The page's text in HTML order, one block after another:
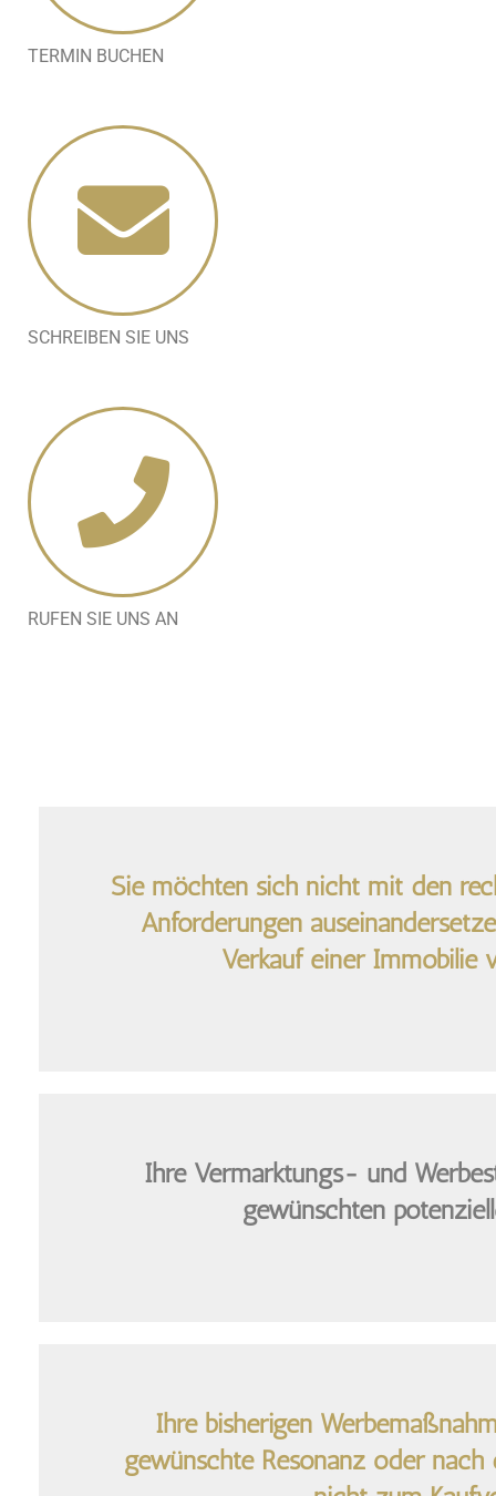
TERMIN BUCHEN
SCHREIBEN SIE UNS
RUFEN SIE UNS AN
Sie möchten sich nicht mit den
Anforderungen
Verkauf einer Immobilie
Ihre Vermarktungs- und
gewünschten
Ihre bisherigen
gewünschte Resonanz oder